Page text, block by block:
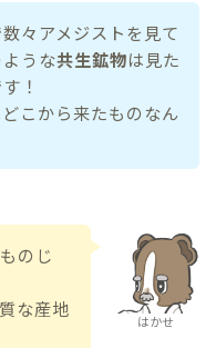
々アメジストを見て
うな共生鉱物は見た
！
こから来たものなん
はかせ
のじ
な産地